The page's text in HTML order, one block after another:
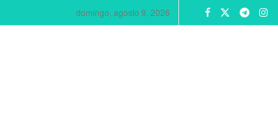
domingo, agosto 9, 2026